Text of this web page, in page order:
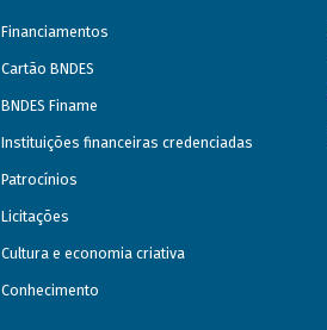
Financiamentos
Cartão BNDES
BNDES Finame
Instituições financeiras credenciadas
Patrocínios
Licitações
Cultura e economia criativa
Conhecimento